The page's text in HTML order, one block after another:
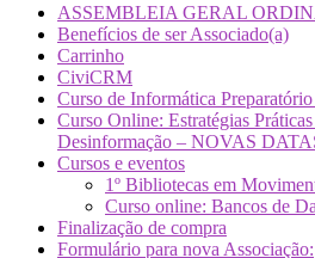
ASSEMBLEIA GERAL
Benefícios de ser Associado(a)
Carrinho
CiviCRM
Curso de Informática
Curso Online: Estratégias
Desinformação – NOVAS
Cursos e eventos
1º Bibliotecas em
Curso online: Bancos de
Finalização de compra
Formulário para nova Associação: